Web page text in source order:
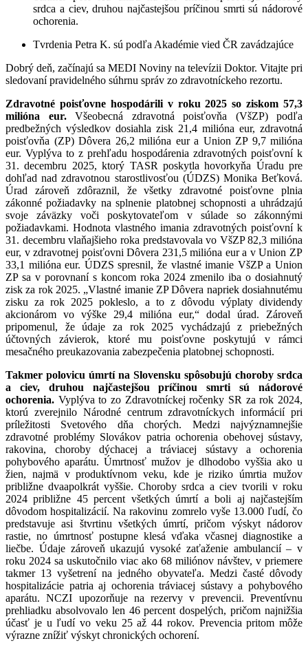
srdca a ciev, druhou najčastejšou príčinou smrti sú nádorové
ochorenia.
Tvrdenia Petra K. sú podľa Akadémie vied ČR zavádzajúce
Dobrý deň, začínajú sa MEDI Noviny na televízii Doktor. Vitajte pri
sledovaní pravidelného súhrnu správ zo zdravotníckeho rezortu.
Zdravotné poisťovne hospodárili v roku 2025 so ziskom 57,3
milióna eur. Všeobecná zdravotná poisťovňa (VšZP) podľa
predbežných výsledkov dosiahla zisk 21,4 milióna eur, zdravotná
poisťovňa (ZP) Dôvera 26,2 milióna eur a Union ZP 9,7 milióna
eur. Vyplýva to z prehľadu hospodárenia zdravotných poisťovní k
31. decembru 2025, ktorý TASR poskytla hovorkyňa Úradu pre
dohľad nad zdravotnou starostlivosťou (ÚDZS) Monika Beťková.
Úrad zároveň zdôraznil, že všetky zdravotné poisťovne plnia
zákonné požiadavky na splnenie platobnej schopnosti a uhrádzajú
svoje záväzky voči poskytovateľom v súlade so zákonnými
požiadavkami. Hodnota vlastného imania zdravotných poisťovní k
31. decembru vlaňajšieho roka predstavovala vo VšZP 82,3 milióna
eur, v zdravotnej poisťovni Dôvera 231,5 milióna eur a v Union ZP
33,1 milióna eur. ÚDZS spresnil, že vlastné imanie VšZP a Union
ZP sa v porovnaní s koncom roka 2024 zmenilo iba o dosiahnutý
zisk za rok 2025. „Vlastné imanie ZP Dôvera napriek dosiahnutému
zisku za rok 2025 pokleslo, a to z dôvodu výplaty dividendy
akcionárom vo výške 29,4 milióna eur,“ dodal úrad. Zároveň
pripomenul, že údaje za rok 2025 vychádzajú z priebežných
účtovných závierok, ktoré mu poisťovne poskytujú v rámci
mesačného preukazovania zabezpečenia platobnej schopnosti.
Takmer polovicu úmrtí na Slovensku spôsobujú choroby srdca
a ciev, druhou najčastejšou príčinou smrti sú nádorové
ochorenia. Vyplýva to zo Zdravotníckej ročenky SR za rok 2024,
ktorú zverejnilo Národné centrum zdravotníckych informácií pri
príležitosti Svetového dňa chorých. Medzi najvýznamnejšie
zdravotné problémy Slovákov patria ochorenia obehovej sústavy,
rakovina, choroby dýchacej a tráviacej sústavy a ochorenia
pohybového aparátu. Úmrtnosť mužov je dlhodobo vyššia ako u
žien, najmä v produktívnom veku, kde je riziko úmrtia mužov
približne dvaapolkrát vyššie. Choroby srdca a ciev tvorili v roku
2024 približne 45 percent všetkých úmrtí a boli aj najčastejším
dôvodom hospitalizácií. Na rakovinu zomrelo vyše 13.000 ľudí, čo
predstavuje asi štvrtinu všetkých úmrtí, pričom výskyt nádorov
rastie, no úmrtnosť postupne klesá vďaka včasnej diagnostike a
liečbe. Údaje zároveň ukazujú vysoké zaťaženie ambulancií – v
roku 2024 sa uskutočnilo viac ako 68 miliónov návštev, v priemere
takmer 13 vyšetrení na jedného obyvateľa. Medzi časté dôvody
hospitalizácie patria aj ochorenia tráviacej sústavy a pohybového
aparátu. NCZI upozorňuje na rezervy v prevencii. Preventívnu
prehliadku absolvovalo len 46 percent dospelých, pričom najnižšia
účasť je u ľudí vo veku 25 až 44 rokov. Prevencia pritom môže
výrazne znížiť výskyt chronických ochorení.